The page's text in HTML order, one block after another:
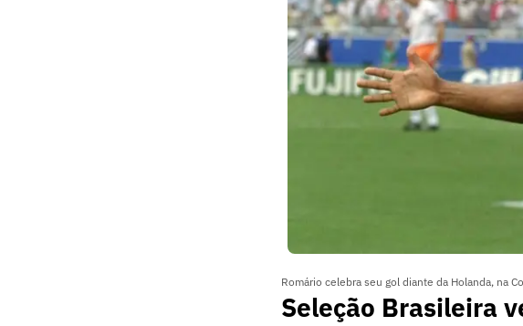
Romário celebra seu gol diante da Holanda, na
Seleção Brasileira